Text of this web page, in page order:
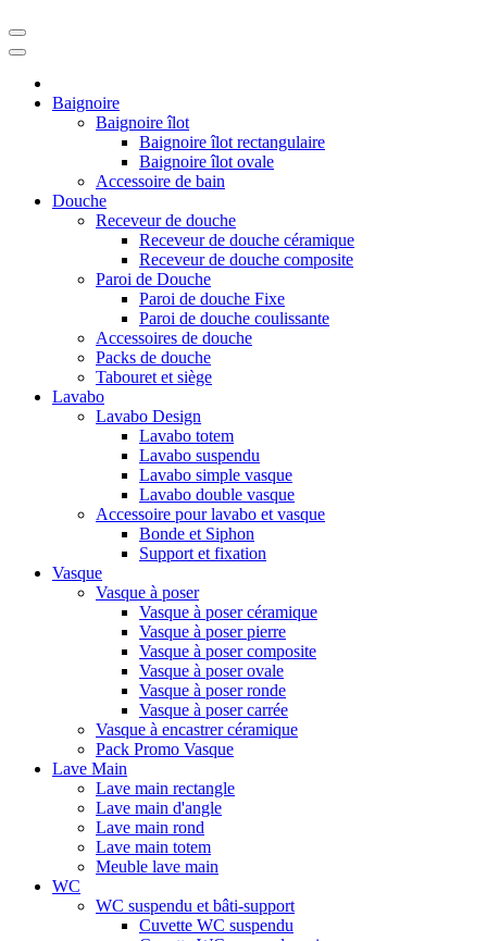
Baignoire
Baignoire îlot
Baignoire îlot rectangulaire
Baignoire îlot ovale
Accessoire de bain
Douche
Receveur de douche
Receveur de douche céramique
Receveur de douche composite
Paroi de Douche
Paroi de douche Fixe
Paroi de douche coulissante
Accessoires de douche
Packs de douche
Tabouret et siège
Lavabo
Lavabo Design
Lavabo totem
Lavabo suspendu
Lavabo simple vasque
Lavabo double vasque
Accessoire pour lavabo et vasque
Bonde et Siphon
Support et fixation
Vasque
Vasque à poser
Vasque à poser céramique
Vasque à poser pierre
Vasque à poser composite
Vasque à poser ovale
Vasque à poser ronde
Vasque à poser carrée
Vasque à encastrer céramique
Pack Promo Vasque
Lave Main
Lave main rectangle
Lave main d'angle
Lave main rond
Lave main totem
Meuble lave main
WC
WC suspendu et bâti-support
Cuvette WC suspendu